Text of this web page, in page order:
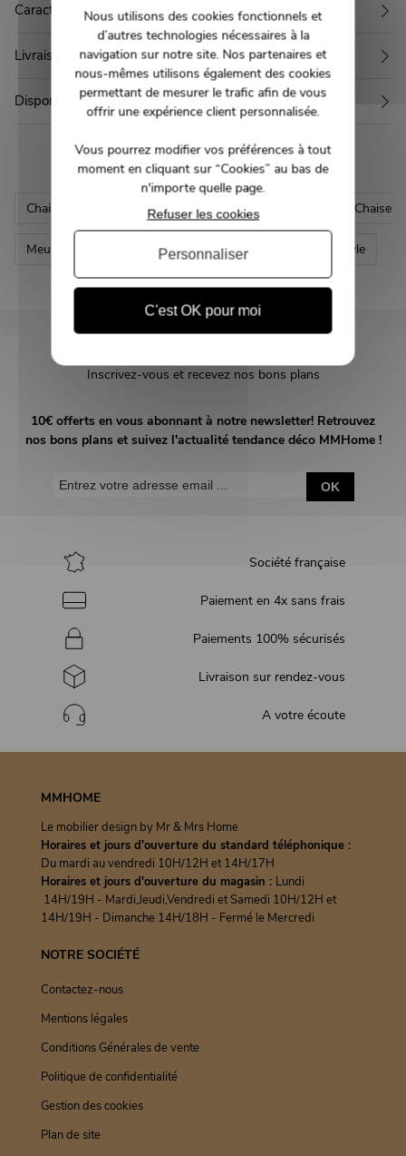
Caractéristiques
Livraison
Disponible en 4 autres couleurs
Chaise Chaise capitonnée Chaise moderne Chaise
Meuble Tissu Meuble moderne Style
NEWSLETTER
Inscrivez-vous et recevez nos bons plans
10€ offerts en vous abonnant à notre newsletter! Retrouvez
nos bons plans et suivez l'actualité tendance déco MMHome !
OK
Société française
Paiement en 4x sans frais
Paiements 100% sécurisés
Livraison sur rendez-vous
A votre écoute
MMHOME
Le mobilier design by Mr & Mrs Home
Horaires et jours d'ouverture du standard téléphonique :
Du mardi au vendredi 10H/12H et 14H/17H
Horaires et jours d'ouverture du magasin : Lundi
14H/19H - Mardi,Jeudi,Vendredi et Samedi 10H/12H et
14H/19H - Dimanche 14H/18H - Fermé le Mercredi
NOTRE SOCIÉTÉ
Contactez-nous
Mentions légales
Conditions Générales de vente
Politique de confidentialité
Gestion des cookies
Plan de site
Nous utilisons des cookies fonctionnels et
d’autres technologies nécessaires à la
navigation sur notre site. Nos partenaires et
nous-mêmes utilisons également des cookies
permettant de mesurer le trafic afin de vous
offrir une expérience client personnalisée.
Vous pourrez modifier vos préférences à tout
moment en cliquant sur “Cookies” au bas de
n'importe quelle page.
C'est OK pour moi
Refuser les cookies
Personnaliser